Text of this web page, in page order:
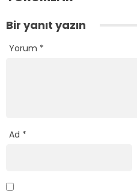
Bir yanıt yazın
Yorum *
Ad *